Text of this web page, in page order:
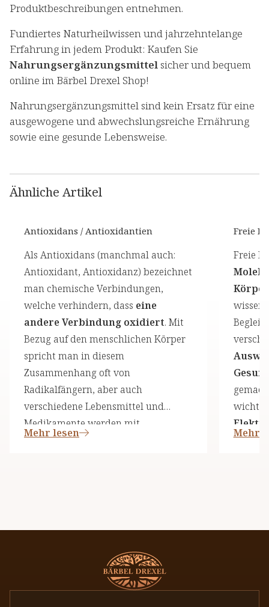
Produktbeschreibungen entnehmen.
Fundiertes Naturheilwissen und jahrzehntelange
Erfahrung in jedem Produkt: Kaufen Sie
Nahrungsergänzungsmittel sicher und bequem
online im Bärbel Drexel Shop!
Nahrungsergänzungsmittel sind kein Ersatz für eine
ausgewogene und abwechslungsreiche Ernährung
sowie eine gesunde Lebensweise.
Ähnliche Artikel
Antioxidans / Antioxidantien
Als Antioxidans (manchmal auch:
Antioxidant, Antioxidanz) bezeichnet
man chemische Verbindungen,
welche verhindern, dass eine
andere Verbindung oxidiert. Mit
Bezug auf den menschlichen Körper
spricht man in diesem
Zusammenhang oft von
Radikalfängern, aber auch
verschiedene Lebensmittel und
Medikamente werden mit
Antioxidantien behandelt und
Mehr lesen
Freie
Freie
immer
Mehr